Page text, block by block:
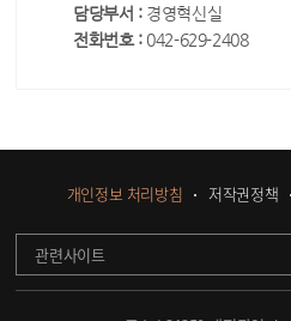
담당부서 : 경영혁신실
전화번호 : 042-629-2408
개인정보 처리방침 저작권정책
관련사이트